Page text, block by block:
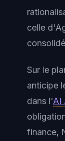
celle
Sur le
anticipe
dans l'AI
finance,